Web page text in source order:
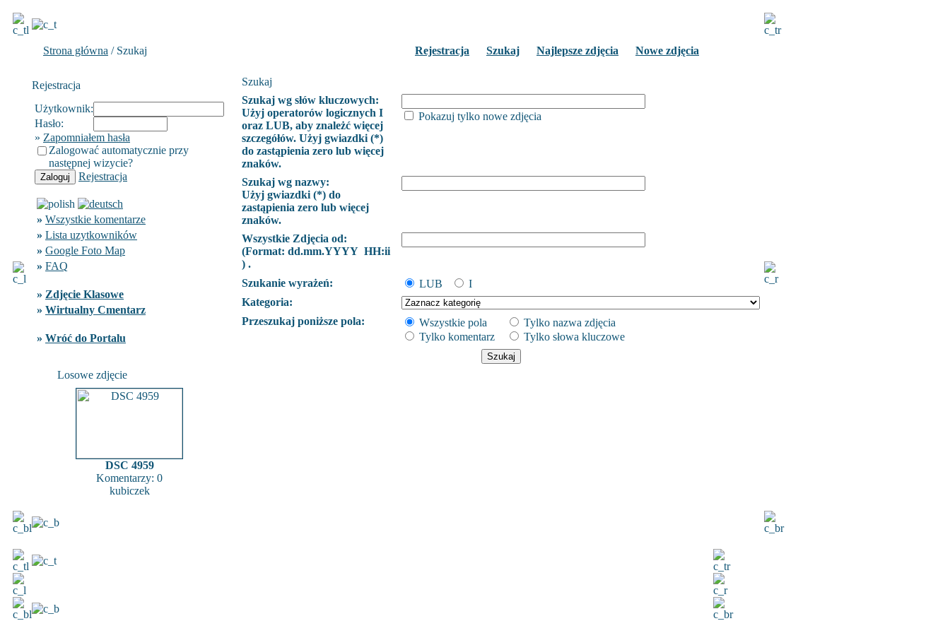
Strona główna / Szukaj Rejestracja Szukaj Najlepsze zdjęcia Nowe zdjęcia
Rejestracja
Użytkownik:
Hasło:
» Zapomniałem hasła
Zalogować automatycznie przy
następnej wizycie?
Rejestracja
» Wszystkie komentarze
» Lista uzytkowników
» Google Foto Map
» FAQ
» Zdjęcie Klasowe
» Wirtualny Cmentarz
» Wróć do Portalu
Losowe zdjęcie
DSC 4959
Komentarzy: 0
kubiczek
Szukaj
Szukaj wg słów kluczowych:
Użyj operatorów logicznych I
oraz LUB, aby znależć więcej
szczegółów. Użyj gwiazdki (*)
do zastąpienia zero lub więcej
znaków.
Pokazuj tylko nowe zdjęcia
Szukaj wg nazwy:
Użyj gwiazdki (*) do
zastąpienia zero lub więcej
znaków.
Wszystkie Zdjęcia od:
(Format: dd.mm.YYYY HH:ii
) .
Szukanie wyrażeń:
LUB
I
Kategoria:
Przeszukaj poniższe pola:
Wszystkie pola
Tylko nazwa zdjęcia
Tylko komentarz
Tylko słowa kluczowe